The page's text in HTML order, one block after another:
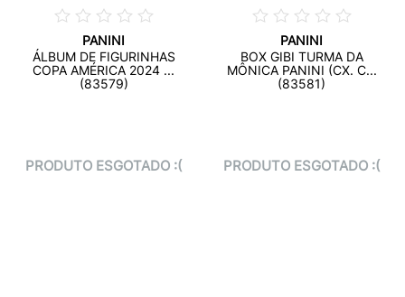
PANINI
ÁLBUM DE FIGURINHAS
COPA AMÉRICA 2024 ...
(83579)
PRODUTO ESGOTADO :(
PANINI
BOX GIBI TURMA DA
MÔNICA PANINI (CX. C...
(83581)
PRODUTO ESGOTADO :(